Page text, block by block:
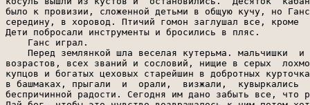
было к провизии, сложенной детьми в общую кучу, но
середину, в хоровод. Птичий гомон заглушал все, кроме
Дети побросали инструменты и бросились в пляс.
    Ганс играл.
Перед землянкой шла веселая кутерьма. мальчишки  и
возрастов, всех званий и сословий, нищие в серых
купцов и богатых цеховых старейшин в добротных
в башмаках, прыгали  и  орали,  визжали,  кувыркались
беспричинной радости. Сегодня им дано забыть все, что